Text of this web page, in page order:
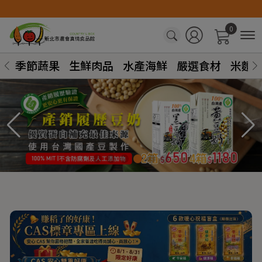
0
季節蔬果 生鮮肉品 水產海鮮 嚴選食材 米麵